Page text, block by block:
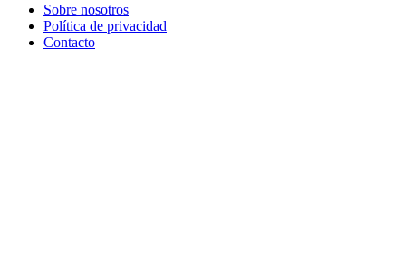
Sobre nosotros
Política de privacidad
Contacto